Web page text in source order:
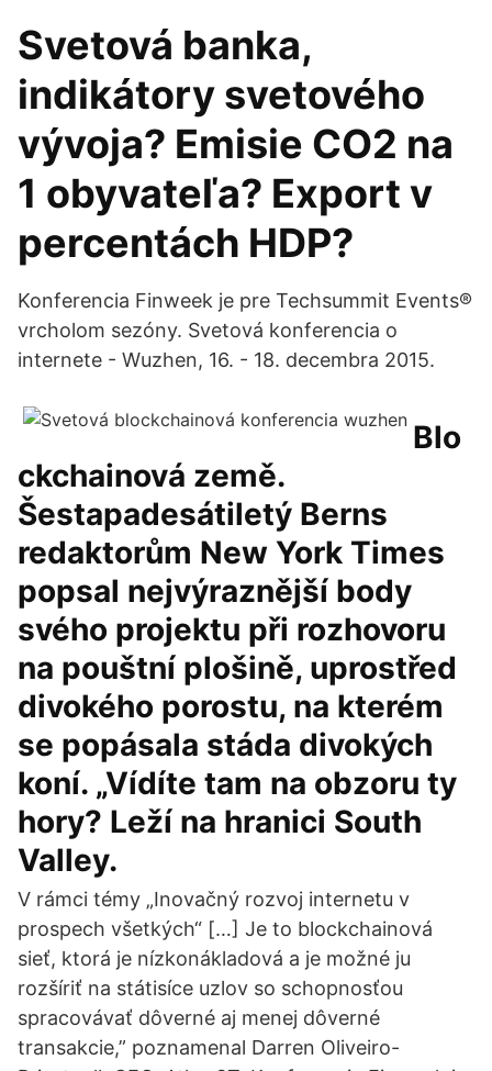
Svetová banka,
indikátory svetového
vývoja? Emisie CO2 na
1 obyvateľa? Export v
percentách HDP?
Konferencia Finweek je pre Techsummit Events®
vrcholom sezóny. Svetová konferencia o
internete - Wuzhen, 16. - 18. decembra 2015.
Blo
ckchainová země.
Šestapadesátiletý Berns
redaktorům New York Times
popsal nejvýraznější body
svého projektu při rozhovoru
na pouštní plošině, uprostřed
divokého porostu, na kterém
se popásala stáda divokých
koní. „Vídíte tam na obzoru ty
hory? Leží na hranici South
Valley.
V rámci témy „Inovačný rozvoj internetu v
prospech všetkých“ […] Je to blockchainová
sieť, ktorá je nízkonákladová a je možné ju
rozšíriť na státisíce uzlov so schopnosťou
spracovávať dôverné aj menej dôverné
transakcie,” poznamenal Darren Oliveiro-